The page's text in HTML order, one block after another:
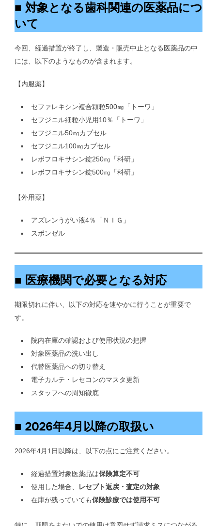
■ 対象となる歯科関連の医薬品につ
いて
今回、経過措置が終了し、製造・販売中止となる医薬品の中
には、以下のようなものが含まれます。
【内服薬】
セファレキシン複合顆粒500㎎「トーワ」
セフジニル細粒小児用10％「トーワ」
セフジニル50㎎カプセル
セフジニル100㎎カプセル
レボフロキサシン錠250㎎「科研」
レボフロキサシン錠500㎎「科研」
【外用薬】
アズレンうがい液4％「ＮＩＧ」
スポンゼル
■ 医療機関で必要となる対応
期限切れに伴い、以下の対応を速やかに行うことが重要で
す。
院内在庫の確認および使用状況の把握
対象医薬品の洗い出し
代替医薬品への切り替え
電子カルテ・レセコンのマスタ更新
スタッフへの周知徹底
■ 2026年4月以降の取扱い
2026年4月1日以降は、以下の点にご注意ください。
経過措置対象医薬品は保険算定不可
使用した場合、
レセプト返戻・査定の対象
在庫が残っていても保険診療では使用不可